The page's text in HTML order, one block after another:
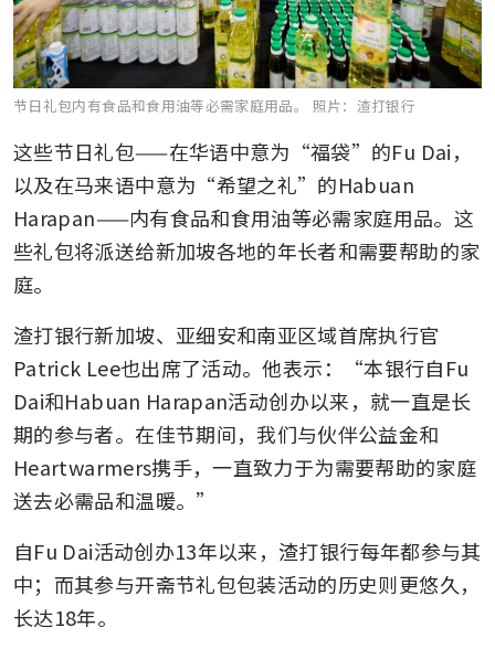
节日礼包内有食品和食用油等必需家庭用品。 照片：渣打银行
这些节日礼包——在华语中意为“福袋”的Fu Dai，
以及在马来语中意为“希望之礼”的Habuan
Harapan——内有食品和食用油等必需家庭用品。这
些礼包将派送给新加坡各地的年长者和需要帮助的家
庭。
渣打银行新加坡、亚细安和南亚区域首席执行官
Patrick Lee也出席了活动。他表示：“本银行自Fu
Dai和Habuan Harapan活动创办以来，就一直是长
期的参与者。在佳节期间，我们与伙伴公益金和
Heartwarmers携手，一直致力于为需要帮助的家庭
送去必需品和温暖。”
自Fu Dai活动创办13年以来，渣打银行每年都参与其
中；而其参与开斋节礼包包装活动的历史则更悠久，
长达18年。